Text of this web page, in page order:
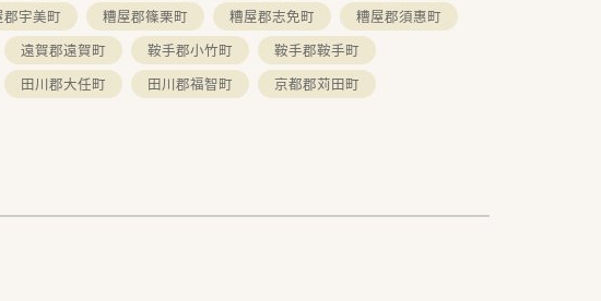
郡宇美町 糟屋郡篠栗町 糟屋郡志免町
糟屋郡須惠町
遠賀郡遠賀町 鞍手郡小竹町
鞍手郡鞍手町
田川郡大任町 田川郡福智町
京都郡苅田町